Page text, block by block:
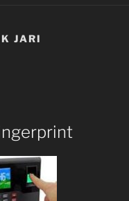
JARI